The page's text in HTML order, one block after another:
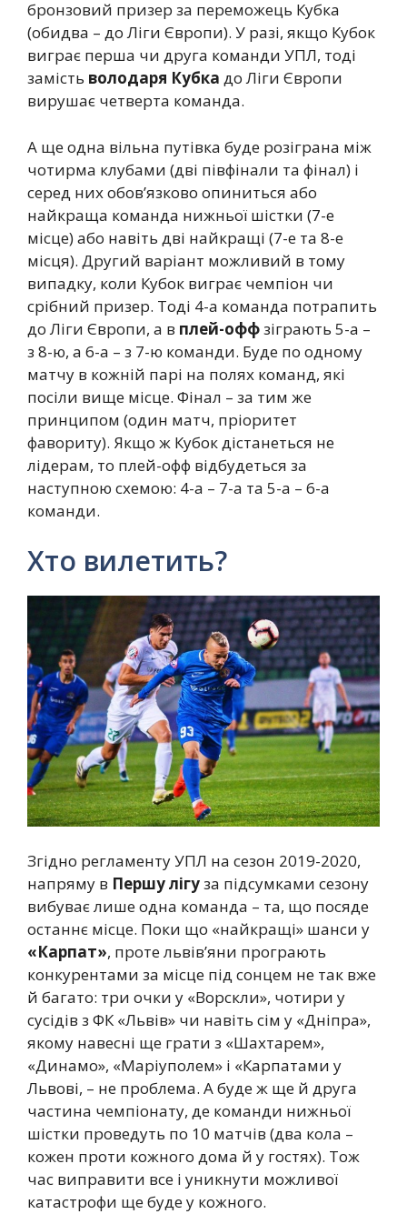
бронзовий призер за переможець Кубка
(обидва – до Ліги Європи). У разі, якщо Кубок
виграє перша чи друга команди УПЛ, тоді
замість володаря Кубка до Ліги Європи
вирушає четверта команда.
А ще одна вільна путівка буде розіграна між
чотирма клубами (дві півфінали та фінал) і
серед них обов’язково опиниться або
найкраща команда нижньої шістки (7-е
місце) або навіть дві найкращі (7-е та 8-е
місця). Другий варіант можливий в тому
випадку, коли Кубок виграє чемпіон чи
срібний призер. Тоді 4-а команда потрапить
до Ліги Європи, а в плей-оффзіграють 5-а –
з 8-ю, а 6-а – з 7-ю команди. Буде по одному
матчу в кожній парі на полях команд, які
посіли вище місце. Фінал – за тим же
принципом (один матч, пріоритет
фавориту). Якщо ж Кубок дістанеться не
лідерам, то плей-офф відбудеться за
наступною схемою: 4-а – 7-а та 5-а – 6-а
команди.
Хто вилетить?
Згідно регламенту УПЛ на сезон 2019-2020,
напряму в Першу лігуза підсумками сезону
вибуває лише одна команда – та, що посяде
останнє місце. Поки що «найкращі» шанси у
«Карпат», проте львів’яни програють
конкурентами за місце під сонцем не так вже
й багато: три очки у «Ворскли», чотири у
сусідів з ФК «Львів» чи навіть сім у «Дніпра»,
якому навесні ще грати з «Шахтарем»,
«Динамо», «Маріуполем» і «Карпатами у
Львові, – не проблема. А буде ж ще й друга
частина чемпіонату, де команди нижньої
шістки проведуть по 10 матчів (два кола –
кожен проти кожного дома й у гостях). Тож
час виправити все і уникнути можливої
катастрофи ще буде у кожного.